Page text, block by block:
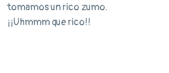
tomamos un rico zumo.
¡¡Uhmmm que rico!!